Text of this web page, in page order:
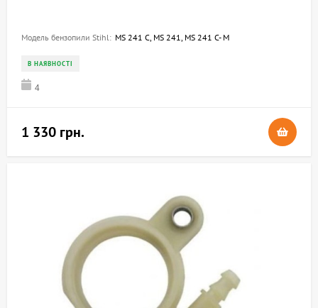
Модель бензопили Stihl: MS 241 C, MS 241, MS 241 C- M
В НАЯВНОСТІ
4
1 330 грн.